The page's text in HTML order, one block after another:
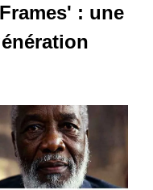
: une